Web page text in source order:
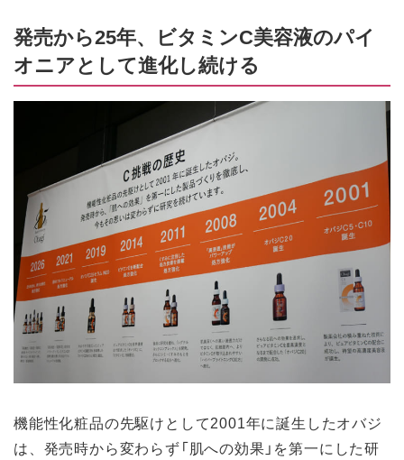
発売から25年、ビタミンC美容液のパイ
オニアとして進化し続ける
機能性化粧品の先駆けとして2001年に誕生したオバジ
は、発売時から変わらず「肌への効果」を第一にした研